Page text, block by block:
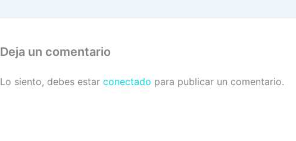
Deja un comentario
Lo siento, debes estar conectado para publicar un comentario.